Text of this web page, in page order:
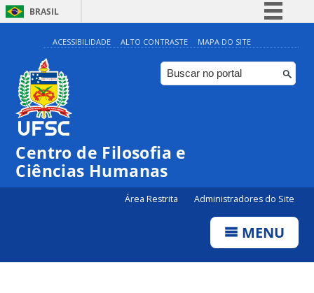
BRASIL
Simplifique!
Comunica BR
Participe
ACESSIBILIDADE ALTO CONTRASTE MAPA DO SITE
Centro de Filosofia e
Ciências Humanas
Área Restrita Administradores do Site
MENU